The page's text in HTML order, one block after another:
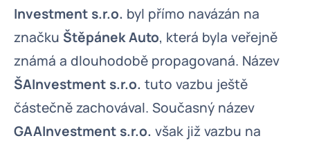
Investment s.r.o. byl přímo navázán na
značku Štěpánek Auto, která byla veřejně
známá a dlouhodobě propagovaná. Název
ŠAInvestment s.r.o. tuto vazbu ještě
částečně zachovával. Současný název
GAAInvestment s.r.o. však již vazbu na